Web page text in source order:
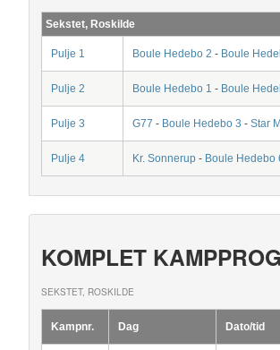
Sekstet, Roskilde
Pulje 1 Boule Hedebo 2 - Boule
Pulje 2 Boule Hedebo 1 - Boule
Pulje 3 G77 - Boule Hedebo 3 - Star
Pulje 4 Kr. Sonnerup - Boule Hedebo
KOMPLET
SEKSTET, ROSKILDE
Kampnr. Dag Dato/tid